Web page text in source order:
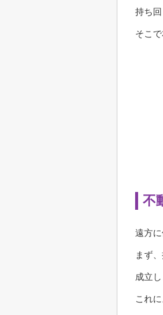
持ち
そこ
不
遠方
まず
成立し
これ